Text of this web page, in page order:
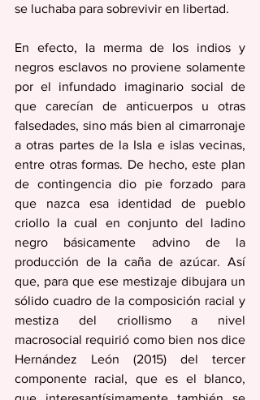
se luchaba para sobrevivir en libertad.
En efecto, la merma de los indios y
negros esclavos no proviene solamente
por el infundado imaginario social de
que carecían de anticuerpos u otras
falsedades, sino más bien al cimarronaje
a otras partes de la Isla e islas vecinas,
entre otras formas. De hecho, este plan
de contingencia dio pie forzado para
que nazca esa identidad de pueblo
criollo la cual en conjunto del ladino
negro básicamente advino de la
producción de la caña de azúcar. Así
que, para que ese mestizaje dibujara un
sólido cuadro de la composición racial y
mestiza del criollismo a nivel
macrosocial requirió como bien nos dice
Hernández León (2015) del tercer
componente racial, que es el blanco,